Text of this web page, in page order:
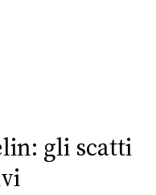
gli scatti